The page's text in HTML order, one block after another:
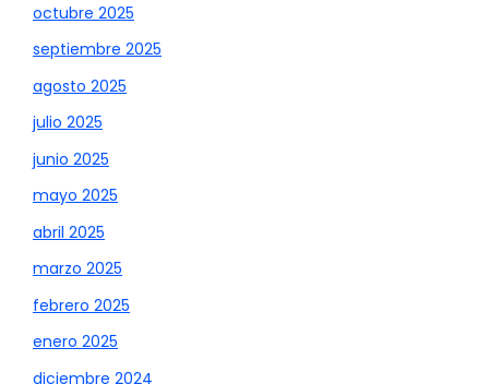
octubre 2025
septiembre 2025
agosto 2025
julio 2025
junio 2025
mayo 2025
abril 2025
marzo 2025
febrero 2025
enero 2025
diciembre 2024